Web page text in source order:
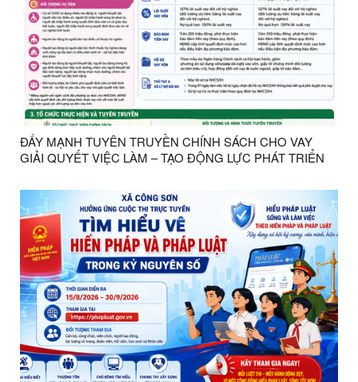
ĐẨY MẠNH TUYÊN TRUYỀN CHÍNH SÁCH CHO VAY
GIẢI QUYẾT VIỆC LÀM – TẠO ĐỘNG LỰC PHÁT TRIỂN